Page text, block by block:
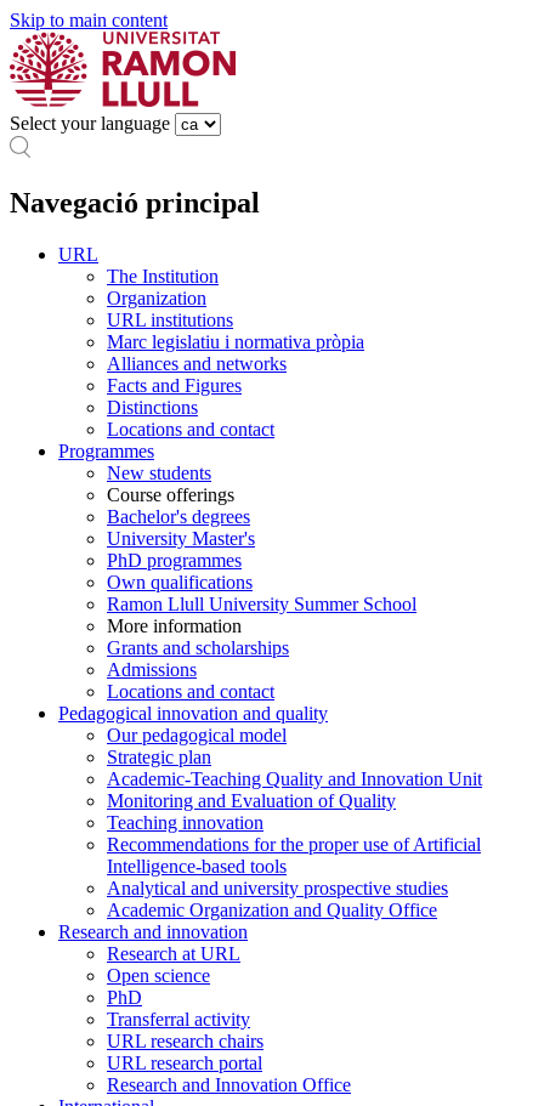
Skip to main content
Select your language
Navegació principal
URL
The Institution
Organization
URL institutions
Marc legislatiu i normativa pròpia
Alliances and networks
Facts and Figures
Distinctions
Locations and contact
Programmes
New students
Course offerings
Bachelor's degrees
University Master's
PhD programmes
Own qualifications
Ramon Llull University Summer School
More information
Grants and scholarships
Admissions
Locations and contact
Pedagogical innovation and quality
Our pedagogical model
Strategic plan
Academic-Teaching Quality and Innovation Unit
Monitoring and Evaluation of Quality
Teaching innovation
Recommendations for the proper use of Artificial
Intelligence-based tools
Analytical and university prospective studies
Academic Organization and Quality Office
Research and innovation
Research at URL
Open science
PhD
Transferral activity
URL research chairs
URL research portal
Research and Innovation Office